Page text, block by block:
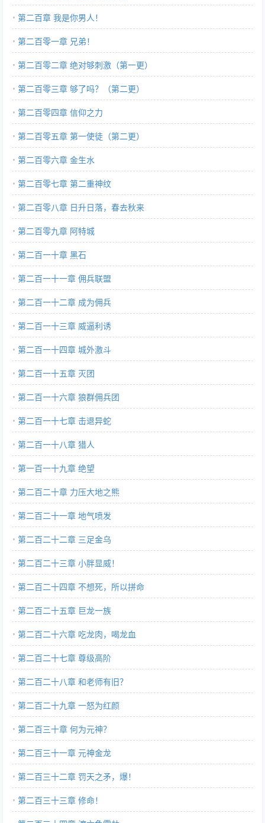
第二百章 我是你男人！
第二百零一章 兄弟！
第二百零二章 绝对够刺激（第一更）
第二百零三章 够了吗？（第二更）
第二百零四章 信仰之力
第二百零五章 第一使徒（第二更）
第二百零六章 金生水
第二百零七章 第二重神纹
第二百零八章 日升日落，春去秋来
第二百零九章 阿特城
第二百一十章 黑石
第二百一十一章 佣兵联盟
第二百一十二章 成为佣兵
第二百一十三章 威逼利诱
第二百一十四章 城外激斗
第二百一十五章 灭团
第二百一十六章 狼群佣兵团
第二百一十七章 击退异蛇
第二百一十八章 猎人
第一百一十九章 绝望
第二百二十章 力压大地之熊
第二百二十一章 地气喷发
第二百二十二章 三足金乌
第二百二十三章 小胖显威！
第二百二十四章 不想死，所以拼命
第二百二十五章 巨龙一族
第二百二十六章 吃龙肉，喝龙血
第二百二十七章 尊级高阶
第二百二十八章 和老师有旧？
第二百二十九章 一怒为红颜
第二百三十章 何为元神？
第二百三十一章 元神金龙
第二百三十二章 罚天之矛，爆！
第二百三十三章 修命！